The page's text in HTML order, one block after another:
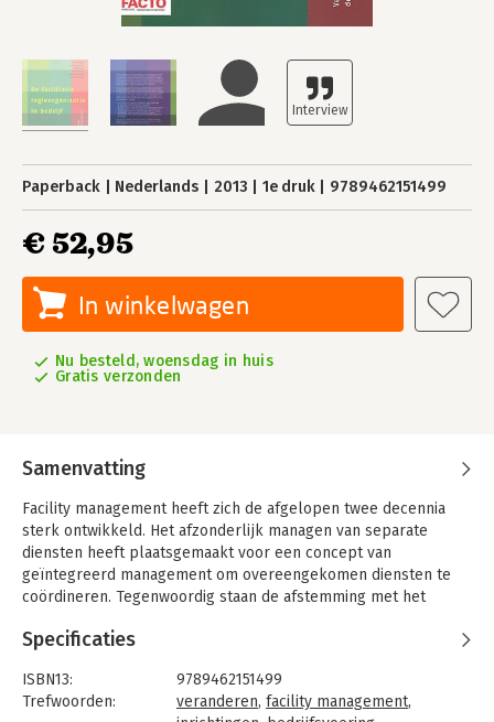
Paperback Nederlands 2013 1e druk 9789462151499
€ 52,95
In winkelwagen
Nu besteld, woensdag in huis
Gratis verzonden
Samenvatting
Facility management heeft zich de afgelopen twee decennia
sterk ontwikkeld. Het afzonderlijk managen van separate
diensten heeft plaatsgemaakt voor een concept van
geïntegreerd management om overeengekomen diensten te
coördineren. Tegenwoordig staan de afstemming met het
vraag en aanbod centraal. Om dit vorm te geven, zijn
domein is een trend zichtbaar om te kiezen voor het
regiemodel.
Specificaties
ISBN13:
9789462151499
Trefwoorden:
veranderen, facility management,